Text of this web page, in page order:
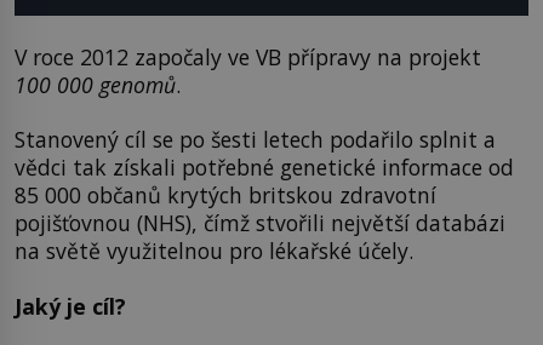
V roce 2012 započaly ve VB přípravy na projekt
100 000 genomů.
Stanovený cíl se po šesti letech podařilo splnit a
vědci tak získali potřebné genetické informace od
85 000 občanů krytých britskou zdravotní
pojišťovnou (NHS), čímž stvořili největší databázi
na světě využitelnou pro lékařské účely.
Jaký je cíl?